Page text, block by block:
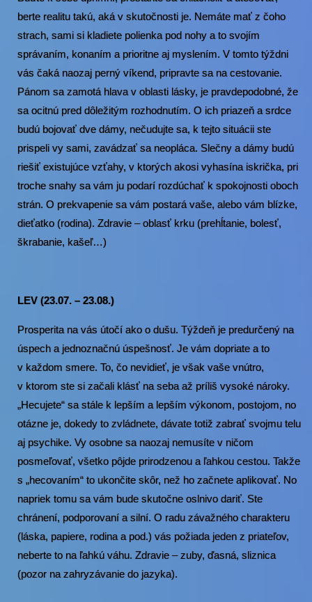
berte realitu takú, aká v skutočnosti je. Nemáte mať z čoho
strach, sami si kladiete polienka pod nohy a to svojím
správaním, konaním a prioritne aj myslením. V tomto týždni
vás čaká naozaj perný víkend, pripravte sa na cestovanie.
Pánom sa zamotá hlava v oblasti lásky, je pravdepodobné, že
sa ocitnú pred dôležitým rozhodnutím. O ich priazeň a srdce
budú bojovať dve dámy, nečudujte sa, k tejto situácii ste
prispeli vy sami, zavádzať sa neopláca. Slečny a dámy budú
riešiť existujúce vzťahy, v ktorých akosi vyhasína iskrička, pri
troche snahy sa vám ju podarí rozdúchať k spokojnosti oboch
strán. O prekvapenie sa vám postará vaše, alebo vám blízke,
dieťatko (rodina). Zdravie – oblasť krku (prehĺtanie, bolesť,
škrabanie, kašeľ…)
LEV (23.07. – 23.08.)
Prosperita na vás útočí ako o dušu. Týždeň je predurčený na
úspech a jednoznačnú úspešnosť. Je vám dopriate a to
v každom smere. To, čo nevidieť, je však vaše vnútro,
v ktorom ste si začali klásť na seba až príliš vysoké nároky.
„Hecujete“ sa stále k lepším a lepším výkonom, postojom, no
otázne je, dokedy to zvládnete, dávate totiž zabrať svojmu telu
aj psychike. Vy osobne sa naozaj nemusíte v ničom
posmeľovať, všetko pôjde prirodzenou a ľahkou cestou. Takže
s „hecovaním“ to ukončite skôr, než ho začnete aplikovať. No
napriek tomu sa vám bude skutočne oslnivo dariť. Ste
chránení, podporovaní a silní. O radu závažného charakteru
(láska, papiere, rodina a pod.) vás požiada jeden z priateľov,
neberte to na ľahkú váhu. Zdravie – zuby, ďasná, sliznica
(pozor na zahryzávanie do jazyka).